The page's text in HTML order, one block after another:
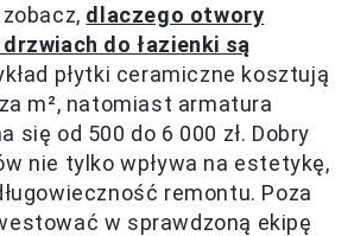
dlaczego otwory
do łazienki są
płytki ceramiczne kosztują
m², natomiast armatura
się od 500 do 6 000 zł. Dobry
nie tylko wpływa na estetykę,
remontu. Poza
w sprawdzoną ekipę